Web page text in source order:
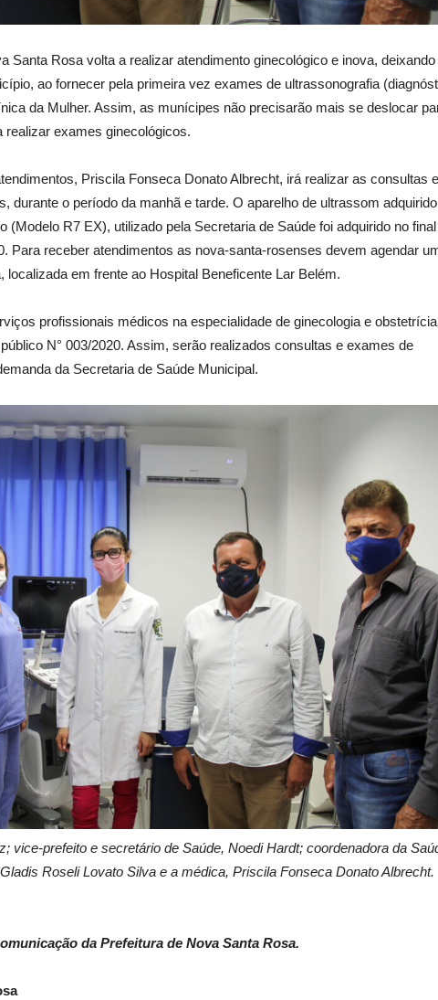
Santa Rosa volta a realizar atendimento ginecológico e inova, deixando
ao fornecer pela primeira vez exames de ultrassonografia
da Mulher. Assim, as munícipes não precisarão mais se deslocar
exames ginecológicos.
Priscila Fonseca Donato Albrecht, irá realizar as consultas e
durante o período da manhã e tarde. O aparelho de ultrassom adquirido
(Modelo R7 EX), utilizado pela Secretaria de Saúde foi adquirido no
Para receber atendimentos as nova-santa-rosenses devem agendar
localizada em frente ao Hospital Beneficente Lar Belém.
profissionais médicos na especialidade de ginecologia e
N° 003/2020. Assim, serão realizados consultas e exames de
da Secretaria de Saúde Municipal.
vice-prefeito e secretário de Saúde, Noedi Hardt; coordenadora da
Roseli Lovato Silva e a médica, Priscila Fonseca Donato Albrecht.
da Prefeitura de Nova Santa Rosa.